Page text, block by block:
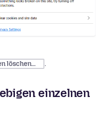
löschen… .
einzelnen